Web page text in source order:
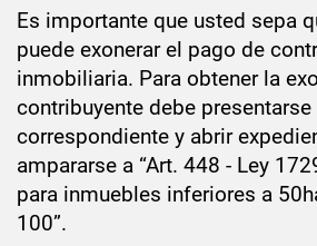
Es importante que usted sepa
puede exonerar el pago de
inmobiliaria. Para obtener la
contribuyente debe presentarse
correspondiente y abrir
ampararse a “Art. 448 - Ley
para inmuebles inferiores a
100”.